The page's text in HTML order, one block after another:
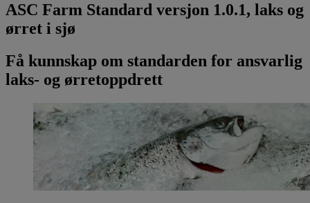
ASC Farm Standard versjon 1.0.1, laks og
ørret i sjø
Få kunnskap om standarden for ansvarlig
laks- og ørretoppdrett